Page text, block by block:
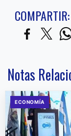
COMPARTIR:
Notas
ECONOMÍA